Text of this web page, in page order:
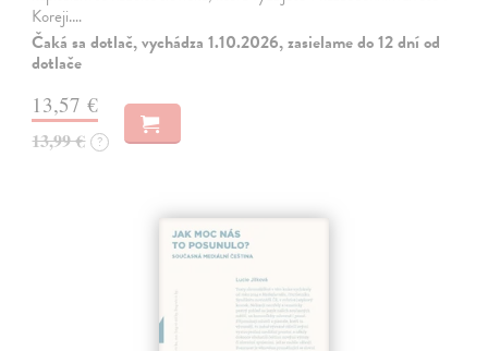
Koreji.…
Čaká sa dotlač, vychádza 1.10.2026, zasielame do 12 dní od
dotlače
13,57 €
13,99 € ?